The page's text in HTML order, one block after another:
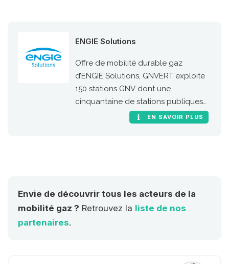
ENGIE Solutions
Offre de mobilité durable gaz
d’ENGIE Solutions, GNVERT exploite
150 stations GNV dont une
cinquantaine de stations publiques
sur le territoire national.EN SAVOIR PLUS
Envie de découvrir tous les acteurs de la
mobilité gaz ? Retrouvez la liste de nos
partenaires.